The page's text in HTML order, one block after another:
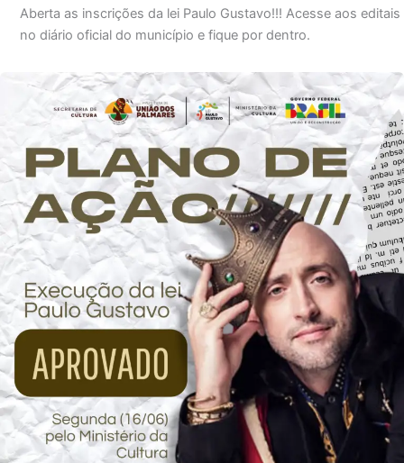
Aberta as inscrições da lei Paulo Gustavo!!! Acesse aos editais
no diário oficial do município e fique por dentro.